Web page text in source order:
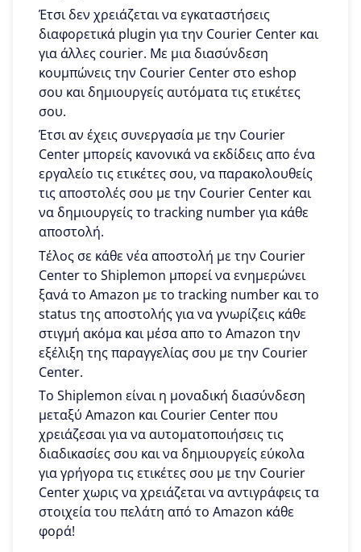
Έτσι δεν χρειάζεται να εγκαταστήσεις
διαφορετικά plugin για την Courier Center και
για άλλες courier. Με μια διασύνδεση
κουμπώνεις την Courier Center στο eshop
σου και δημιουργείς αυτόματα τις ετικέτες
σου.
Έτσι αν έχεις συνεργασία με την Courier
Center μπορείς κανονικά να εκδίδεις απο ένα
εργαλείο τις ετικέτες σου, να παρακολουθείς
τις αποστολές σου με την Courier Center και
να δημιουργείς το tracking number για κάθε
αποστολή.
Τέλος σε κάθε νέα αποστολή με την Courier
Center το Shiplemon μπορεί να ενημερώνει
ξανά το Amazon με το tracking number και το
status της αποστολής για να γνωρίζεις κάθε
στιγμή ακόμα και μέσα απο το Amazon την
εξέλιξη της παραγγελίας σου με την Courier
Center.
To Shiplemon είναι η μοναδική διασύνδεση
μεταξύ Amazon και Courier Center που
χρειάζεσαι για να αυτοματοποιήσεις τις
διαδικασίες σου και να δημιουργείς εύκολα
για γρήγορα τις ετικέτες σου με την Courier
Center χωρις να χρειάζεται να αντιγράφεις τα
στοιχεία του πελάτη από το Amazon κάθε
φορά!